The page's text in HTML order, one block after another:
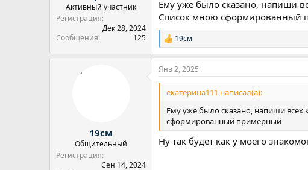
Активный участник
Регистрация
Дек 28, 2024
Сообщения
125
Ему уже было сказано, напиши
Список мною сформированный
Р
е
а
к
ц
и
19см
19см
Общительный
Регистрация
Сен 14, 2024
Янв 2, 2025
екатерина111 написал(а):
Ему уже было сказано, напиши
сформированный примерный
Ну так будет как у моего